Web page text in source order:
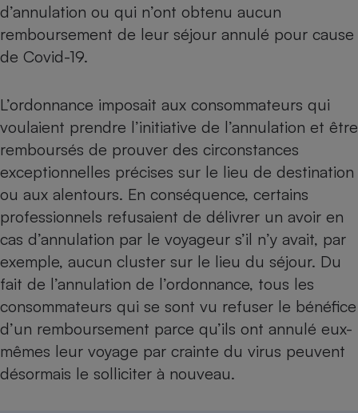
d’annulation ou qui n’ont obtenu aucun
remboursement de leur séjour annulé pour cause
de Covid-19.
L’ordonnance imposait aux consommateurs qui
voulaient prendre l’initiative de l’annulation et être
remboursés de prouver des circonstances
exceptionnelles précises sur le lieu de destination
ou aux alentours. En conséquence, certains
professionnels refusaient de délivrer un avoir en
cas d’annulation par le voyageur s’il n’y avait, par
exemple, aucun cluster sur le lieu du séjour. Du
fait de l’annulation de l’ordonnance, tous les
consommateurs qui se sont vu refuser le bénéfice
d’un remboursement parce qu’ils ont annulé eux-
mêmes leur voyage par crainte du virus peuvent
désormais le solliciter à nouveau.